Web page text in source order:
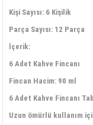
Kişi Sayısı: 6 Kişilik
Parça Sayısı: 12 Parça
İçerik:
6 Adet Kahve Fincanı
Fincan Hacim: 90 ml
6 Adet Kahve Fincanı
Uzun ömürlü kullanım